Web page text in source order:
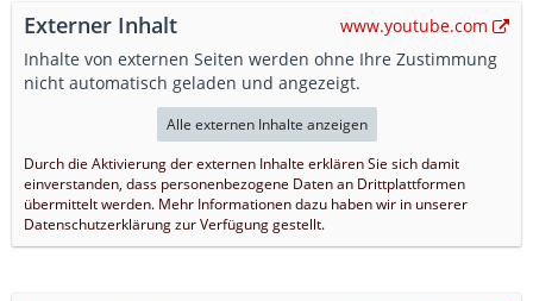
Externer Inhalt
www.youtube.com
Inhalte von externen Seiten werden ohne Ihre Zustimmung
nicht automatisch geladen und angezeigt.
Alle externen Inhalte anzeigen
Durch die Aktivierung der externen Inhalte erklären Sie sich damit
einverstanden, dass personenbezogene Daten an Drittplattformen
übermittelt werden. Mehr Informationen dazu haben wir in unserer
Datenschutzerklärung zur Verfügung gestellt.